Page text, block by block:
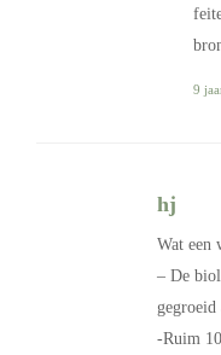
9
hj
Wat een
– De
-Ruim